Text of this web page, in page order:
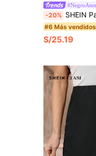
-20% SHEIN PariChic Minifalda ajustada de encaje negro con patchwork estilo francés elegante para mujer, otoño/invierno, diseño
#6 Más vendidos
S/25.19